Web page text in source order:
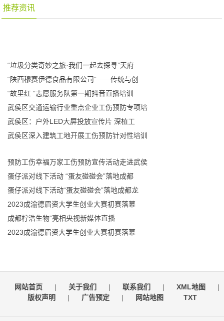
推荐资讯
“垃圾分类奇妙之旅·我们一起去探寻”天府
“陕西穆赛伊德食品有限公司”——传统与创
“故里红 ”志愿服务队第一期抖音直播培训
武侯区交通运输行业重点企业工伤预防专项培
武侯区：户外LED大屏投放宣传片 深植工
武侯区深入建筑工地开展工伤预防针对性培训
预防工伤幸福万家工伤预防宣传活动走进武侯
蛋仔派对线下活动 “蛋友碰碰会”落地成都
蛋仔派对线下活动“蛋友碰碰会”落地成都龙
2023成渝德眉资大学生创业大赛初赛落幕
成都柠浩生物”亮相央视新媒体直播
2023成渝德眉资大学生创业大赛初赛落幕
网站首页 | 关于我们 | 联系我们 | XML地图
|
版权声明
| 广告预定 | 网站地图 TXT